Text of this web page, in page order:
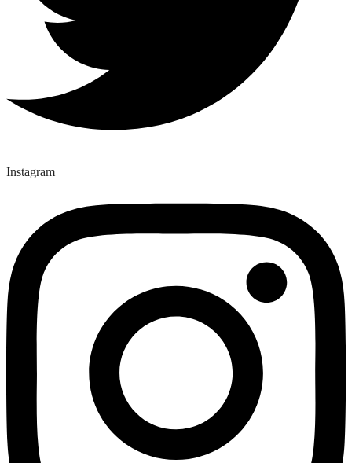
Instagram